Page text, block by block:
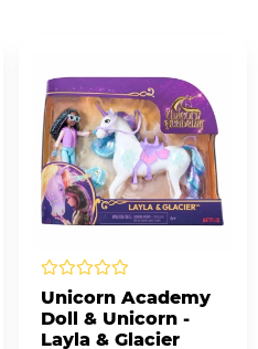
Unicorn Academy
Doll & Unicorn -
Layla & Glacier